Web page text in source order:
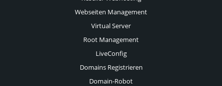
Webseiten Management
Virtual Server
Root Management
LiveConfig
Domains Registrieren
Domain-Robot